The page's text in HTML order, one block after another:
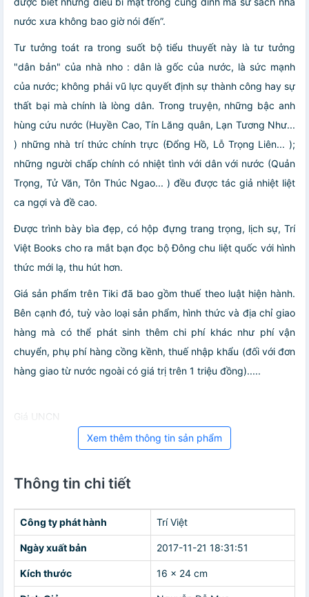
nước xưa không bao giờ nói đến”.
Tư tưởng toát ra trong suốt bộ tiểu thuyết này là tư tưởng
"dân bản" của nhà nho : dân là gốc của nước, là sức mạnh
của nước; không phải vũ lực quyết định sự thành công hay sự
thất bại mà chính là lòng dân. Trong truyện, những bậc anh
hùng cứu nước (Huyền Cao, Tín Lăng quân, Lạn Tương Như...
) những nhà trí thức chính trực (Đổng Hồ, Lỗ Trọng Liên... );
những người chấp chính có nhiệt tình với dân với nước (Quản
Trọng, Tử Văn, Tôn Thúc Ngao... ) đều được tác giả nhiệt liệt
ca ngợi và đề cao.
Được trình bày bìa đẹp, có hộp đựng trang trọng, lịch sự, Trí
Việt Books cho ra mắt bạn đọc bộ Đông chu liệt quốc với hình
thức mới lạ, thu hút hơn.
Giá sản phẩm trên Tiki đã bao gồm thuế theo luật hiện hành.
Bên cạnh đó, tuỳ vào loại sản phẩm, hình thức và địa chỉ giao
hàng mà có thể phát sinh thêm chi phí khác như phí vận
chuyển, phụ phí hàng cồng kềnh, thuế nhập khẩu (đối với đơn
hàng giao từ nước ngoài có giá trị trên 1 triệu đồng).....
Giá UNCN
Xem thêm thông tin sản phẩm
Thông tin chi tiết
Công ty phát hành Trí Việt
Ngày xuất bản 2017-11-21 18:31:51
Kích thước 16 x 24 cm